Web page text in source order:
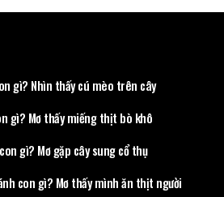
gì? Nhìn thấy cú mèo trên cây
gì? Mơ thấy miếng thịt bò khô
gì? Mơ gặp cây sung cổ thụ
con gì? Mơ thấy mình ăn thịt người